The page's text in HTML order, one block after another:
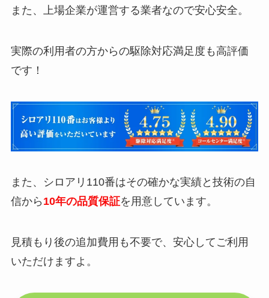
また、上場企業が運営する業者なので安心安全。
実際の利用者の方からの駆除対応満足度も高評価
です！
また、シロアリ110番はその確かな実績と技術の自
信から 10年の品質保証を用意しています。
見積もり後の追加費用も不要で、安心してご利用
いただけますよ。